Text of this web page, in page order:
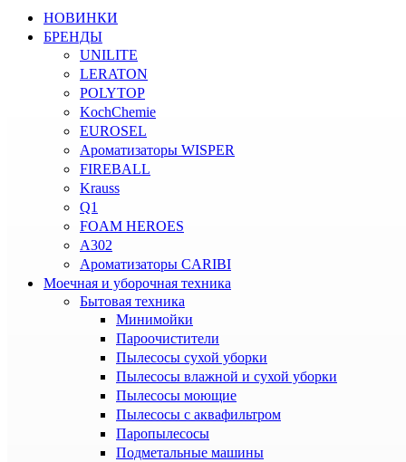
НОВИНКИ
БРЕНДЫ
UNILITE
LERATON
POLYTOP
KochChemie
EUROSEL
Ароматизаторы WISPER
FIREBALL
Krauss
Q1
FOAM HEROES
A302
Ароматизаторы CARIBI
Моечная и уборочная техника
Бытовая техника
Минимойки
Пароочистители
Пылесосы сухой уборки
Пылесосы влажной и сухой уборки
Пылесосы моющие
Пылесосы с аквафильтром
Паропылесосы
Подметальные машины